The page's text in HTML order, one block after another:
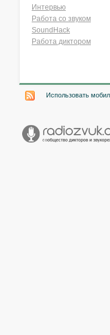
Интервью
Работа со звуком
SoundHack
Работа диктором
Использовать